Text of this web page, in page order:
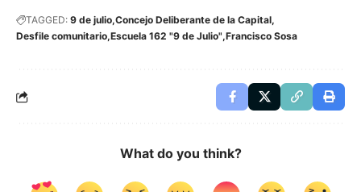
TAGGED: 9 de julio Concejo Deliberante de la Capital
Desfile comunitario Escuela 162 "9 de Julio" Francisco Sosa
What do you think?